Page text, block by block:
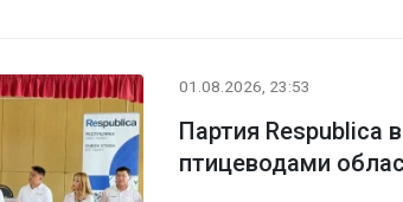
01.08.2026, 23:53
Партия Respublica
птицеводами